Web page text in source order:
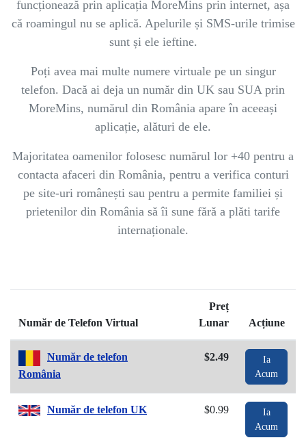
funcționează prin aplicația MoreMins prin internet, așa
că roamingul nu se aplică. Apelurile și SMS-urile trimise
sunt și ele ieftine.
Poți avea mai multe numere virtuale pe un singur
telefon. Dacă ai deja un număr din UK sau SUA prin
MoreMins, numărul din România apare în aceeași
aplicație, alături de ele.
Majoritatea oamenilor folosesc numărul lor +40 pentru a
contacta afaceri din România, pentru a verifica conturi
pe site-uri românești sau pentru a permite familiei și
prietenilor din România să îi sune fără a plăti tarife
internaționale.
Număr de Telefon Virtual
Preț
Lunar
Acțiune
Număr de telefon
România
$2.49
Ia
Acum
Număr de telefon UK $0.99
Ia
Acum